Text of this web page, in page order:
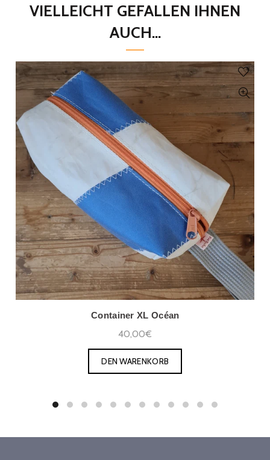
VIELLEICHT GEFALLEN IHNEN
AUCH...
Container XL Océan
40,00€
DEN WARENKORB